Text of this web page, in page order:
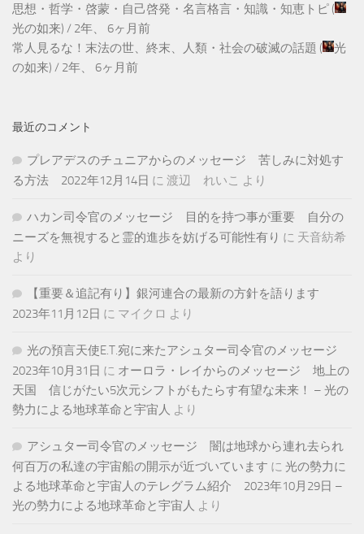
思想・哲学・啓蒙・自己啓発・名言格言・知識・知恵トピ (
光の如来) / 2年、 6ヶ月前
常人見るな！末法の世、終末、人類・社会の破滅の話題 (
光
の如来) / 2年、 6ヶ月前
最近のコメント
プレアデスのチュニアからのメッセージ 苦しみに対処す
る方法 2022年12月14日 に 渡辺 れいこ より
ハカン司令官のメッセージ 目的を持つ事が重要 自分の
ニーズを無視すると霊的進歩を妨げる可能性有り に 天音紡希
より
【重要＆追記有り】銀河連合の最新の方針を語ります
2023年11月12日 に マイクロ より
光の預言天使E.T.宛に来たアシュター司令官のメッセージ
2023年10月31日 に オーロラ・レイからのメッセージ 地上の
天国 信じがたい5次元シフトがもたらす有望な未来！ – 光の
勢力による地球革命と宇宙人 より
アシュター司令官のメッセージ 闇は地球から連れ去られ
何百万の私達の宇宙船の開示が近づいています に 光の勢力に
よる地球革命と宇宙人のテレグラム紹介 2023年10月29日 –
光の勢力による地球革命と宇宙人 より